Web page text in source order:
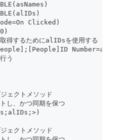
Clicked)
するためにalIDsを使用する
う
クトメソッド
、かつ同期を保つ
クトメソッド